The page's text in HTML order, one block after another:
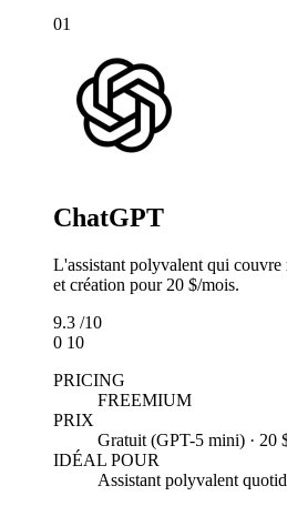
01
ChatGPT
L'assistant polyvalent qui couvre
et création pour 20 $/mois.
9.3 /10
0 10
PRICING
FREEMIUM
PRIX
Gratuit (GPT-5 mini) · 20
IDÉAL POUR
Assistant polyvalent